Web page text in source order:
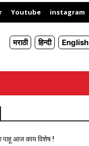
Youtube instagram
मराठी हिन्दी English
पाहू आज काय विशेष !